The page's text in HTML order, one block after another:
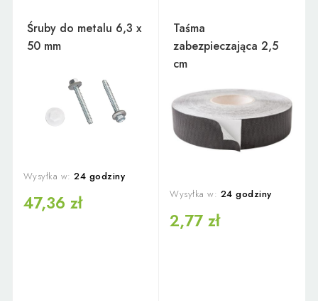
Śruby do metalu 6,3 x
50 mm
Wysyłka w: 24 godziny
47,36 zł
Taśma
zabezpieczająca 2,5
cm
Wysyłka w: 24 godziny
2,77 zł